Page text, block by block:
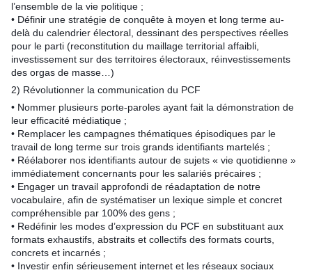
l’ensemble de la vie politique ;
• Définir une stratégie de conquête à moyen et long terme au-
delà du calendrier électoral, dessinant des perspectives réelles
pour le parti (reconstitution du maillage territorial affaibli,
investissement sur des territoires électoraux, réinvestissements
des orgas de masse…)
2) Révolutionner la communication du PCF
• Nommer plusieurs porte-paroles ayant fait la démonstration de
leur efficacité médiatique ;
• Remplacer les campagnes thématiques épisodiques par le
travail de long terme sur trois grands identifiants martelés ;
• Réélaborer nos identifiants autour de sujets « vie quotidienne »
immédiatement concernants pour les salariés précaires ;
• Engager un travail approfondi de réadaptation de notre
vocabulaire, afin de systématiser un lexique simple et concret
compréhensible par 100% des gens ;
• Redéfinir les modes d’expression du PCF en substituant aux
formats exhaustifs, abstraits et collectifs des formats courts,
concrets et incarnés ;
• Investir enfin sérieusement internet et les réseaux sociaux